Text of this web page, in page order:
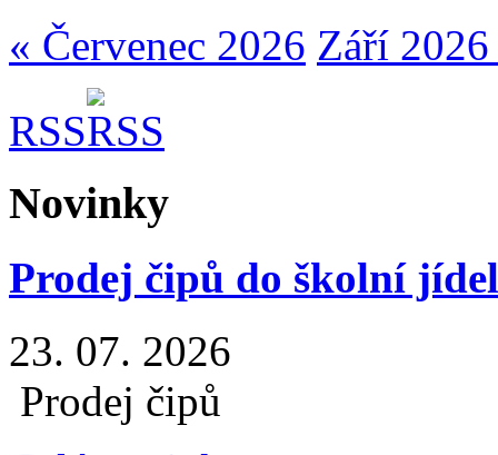
« Červenec 2026 Září
RSS
Novinky
Prodej čipů do školní
23. 07. 2026
Prodej čipů